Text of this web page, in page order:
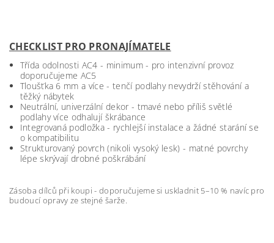
CHECKLIST PRO PRONAJÍMATELE
Třída odolnosti AC4 - minimum - pro intenzivní provoz
doporučujeme AC5
Tloušťka 6 mm a více - tenčí podlahy nevydrží stěhování a
těžký nábytek
Neutrální, univerzální dekor - tmavé nebo příliš světlé
podlahy více odhalují škrábance
Integrovaná podložka - rychlejší instalace a žádné starání se
o kompatibilitu
Strukturovaný povrch (nikoli vysoký lesk) - matné povrchy
lépe skrývají drobné poškrábání
Zásoba dílců při koupi - doporučujeme si uskladnit 5–10 % navíc pro
budoucí opravy ze stejné šarže.